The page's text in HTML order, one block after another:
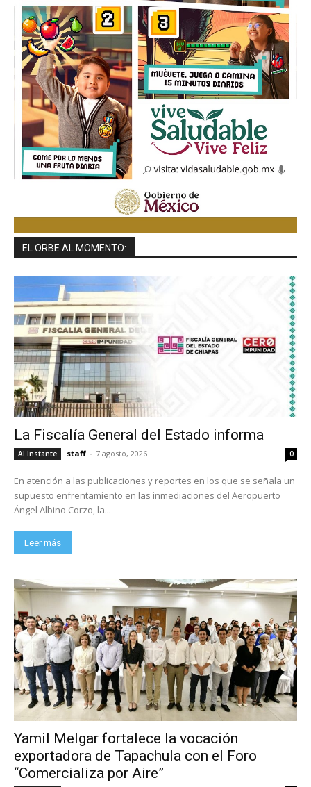
EL ORBE AL MOMENTO:
La Fiscalía General del Estado informa
Al Instante staff - 7 agosto, 2026 0
En atención a las publicaciones y reportes en los que se señala un
supuesto enfrentamiento en las inmediaciones del Aeropuerto
Ángel Albino Corzo, la...
Leer más
Yamil Melgar fortalece la vocación
exportadora de Tapachula con el Foro
“Comercializa por Aire”